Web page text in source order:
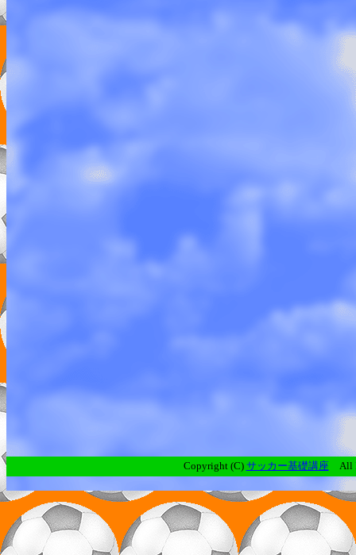
Copyright (C) サッカー基礎講座All